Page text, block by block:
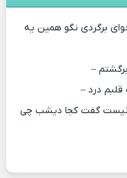
برگردی نگو همین یه
–
درد –
گفت کجا دیشب چی